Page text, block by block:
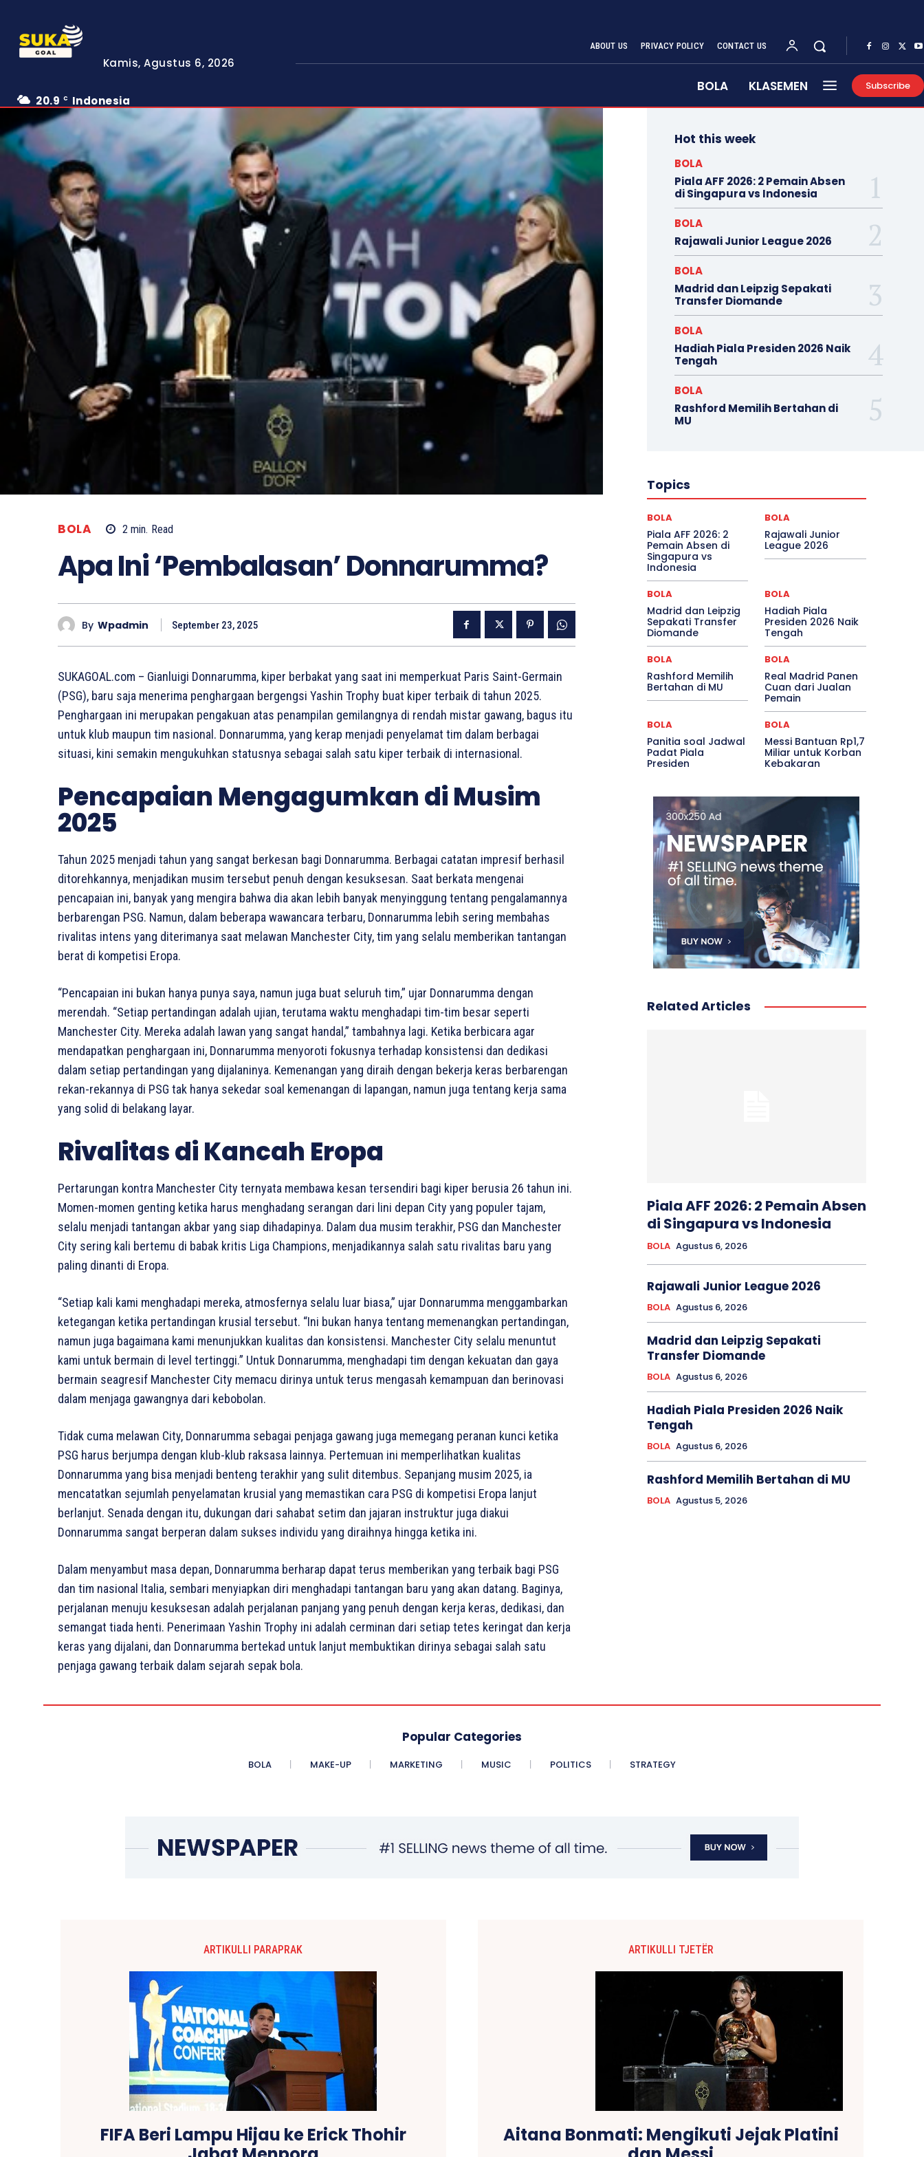
Kamis, Agustus 6, 2026
20.9 C Indonesia
ABOUT US PRIVACY POLICY CONTACT US
BOLA KLASEMEN Subscribe
BOLA 2 min. Read
Apa Ini ‘Pembalasan’ Donnarumma?
By Wpadmin September 23, 2025
SUKAGOAL.com – Gianluigi Donnarumma, kiper berbakat yang saat ini memperkuat Paris Saint-Germain
(PSG), baru saja menerima penghargaan bergengsi Yashin Trophy buat kiper terbaik di tahun 2025.
Penghargaan ini merupakan pengakuan atas penampilan gemilangnya di rendah mistar gawang, bagus itu
untuk klub maupun tim nasional. Donnarumma, yang kerap menjadi penyelamat tim dalam berbagai
situasi, kini semakin mengukuhkan statusnya sebagai salah satu kiper terbaik di internasional.
Pencapaian Mengagumkan di Musim
2025
Tahun 2025 menjadi tahun yang sangat berkesan bagi Donnarumma. Berbagai catatan impresif berhasil
ditorehkannya, menjadikan musim tersebut penuh dengan kesuksesan. Saat berkata mengenai
pencapaian ini, banyak yang mengira bahwa dia akan lebih banyak menyinggung tentang pengalamannya
berbarengan PSG. Namun, dalam beberapa wawancara terbaru, Donnarumma lebih sering membahas
rivalitas intens yang diterimanya saat melawan Manchester City, tim yang selalu memberikan tantangan
berat di kompetisi Eropa.
“Pencapaian ini bukan hanya punya saya, namun juga buat seluruh tim,” ujar Donnarumma dengan
merendah. “Setiap pertandingan adalah ujian, terutama waktu menghadapi tim-tim besar seperti
Manchester City. Mereka adalah lawan yang sangat handal,” tambahnya lagi. Ketika berbicara agar
mendapatkan penghargaan ini, Donnarumma menyoroti fokusnya terhadap konsistensi dan dedikasi
dalam setiap pertandingan yang dijalaninya. Kemenangan yang diraih dengan bekerja keras berbarengan
rekan-rekannya di PSG tak hanya sekedar soal kemenangan di lapangan, namun juga tentang kerja sama
yang solid di belakang layar.
Rivalitas di Kancah Eropa
Pertarungan kontra Manchester City ternyata membawa kesan tersendiri bagi kiper berusia 26 tahun ini.
Momen-momen genting ketika harus menghadang serangan dari lini depan City yang populer tajam,
selalu menjadi tantangan akbar yang siap dihadapinya. Dalam dua musim terakhir, PSG dan Manchester
City sering kali bertemu di babak kritis Liga Champions, menjadikannya salah satu rivalitas baru yang
paling dinanti di Eropa.
“Setiap kali kami menghadapi mereka, atmosfernya selalu luar biasa,” ujar Donnarumma menggambarkan
ketegangan ketika pertandingan krusial tersebut. “Ini bukan hanya tentang memenangkan pertandingan,
namun juga bagaimana kami menunjukkan kualitas dan konsistensi. Manchester City selalu menuntut
kami untuk bermain di level tertinggi.” Untuk Donnarumma, menghadapi tim dengan kekuatan dan gaya
bermain seagresif Manchester City memacu dirinya untuk terus mengasah kemampuan dan berinovasi
dalam menjaga gawangnya dari kebobolan.
Tidak cuma melawan City, Donnarumma sebagai penjaga gawang juga memegang peranan kunci ketika
PSG harus berjumpa dengan klub-klub raksasa lainnya. Pertemuan ini memperlihatkan kualitas
Donnarumma yang bisa menjadi benteng terakhir yang sulit ditembus. Sepanjang musim 2025, ia
mencatatkan sejumlah penyelamatan krusial yang memastikan cara PSG di kompetisi Eropa lanjut
berlanjut. Senada dengan itu, dukungan dari sahabat setim dan jajaran instruktur juga diakui
Donnarumma sangat berperan dalam sukses individu yang diraihnya hingga ketika ini.
Dalam menyambut masa depan, Donnarumma berharap dapat terus memberikan yang terbaik bagi PSG
dan tim nasional Italia, sembari menyiapkan diri menghadapi tantangan baru yang akan datang. Baginya,
perjalanan menuju kesuksesan adalah perjalanan panjang yang penuh dengan kerja keras, dedikasi, dan
semangat tiada henti. Penerimaan Yashin Trophy ini adalah cerminan dari setiap tetes keringat dan kerja
keras yang dijalani, dan Donnarumma bertekad untuk lanjut membuktikan dirinya sebagai salah satu
penjaga gawang terbaik dalam sejarah sepak bola.
Hot this week
BOLA
Piala AFF 2026: 2 Pemain Absen
di Singapura vs Indonesia
BOLA
Rajawali Junior League 2026
BOLA
Madrid dan Leipzig Sepakati
Transfer Diomande
BOLA
Hadiah Piala Presiden 2026 Naik
Tengah
BOLA
Rashford Memilih Bertahan di
MU
Topics
BOLA
Piala AFF 2026: 2
Pemain Absen di
Singapura vs
Indonesia
BOLA
Rajawali Junior
League 2026
BOLA
Madrid dan Leipzig
Sepakati Transfer
Diomande
BOLA
Hadiah Piala
Presiden 2026 Naik
Tengah
BOLA
Rashford Memilih
Bertahan di MU
BOLA
Real Madrid Panen
Cuan dari Jualan
Pemain
BOLA
Panitia soal Jadwal
Padat Piala
Presiden
BOLA
Messi Bantuan Rp1,7
Miliar untuk Korban
Kebakaran
Related Articles
Piala AFF 2026: 2 Pemain Absen
di Singapura vs Indonesia
BOLA Agustus 6, 2026
Rajawali Junior League 2026
BOLA Agustus 6, 2026
Madrid dan Leipzig Sepakati
Transfer Diomande
BOLA Agustus 6, 2026
Hadiah Piala Presiden 2026 Naik
Tengah
BOLA Agustus 6, 2026
Rashford Memilih Bertahan di MU
BOLA Agustus 5, 2026
Popular Categories
BOLA MAKE-UP MARKETING MUSIC POLITICS STRATEGY
ARTIKULLI PARAPRAK
FIFA Beri Lampu Hijau ke Erick Thohir
ARTIKULLI TJETËR
Aitana Bonmati: Mengikuti Jejak Platini